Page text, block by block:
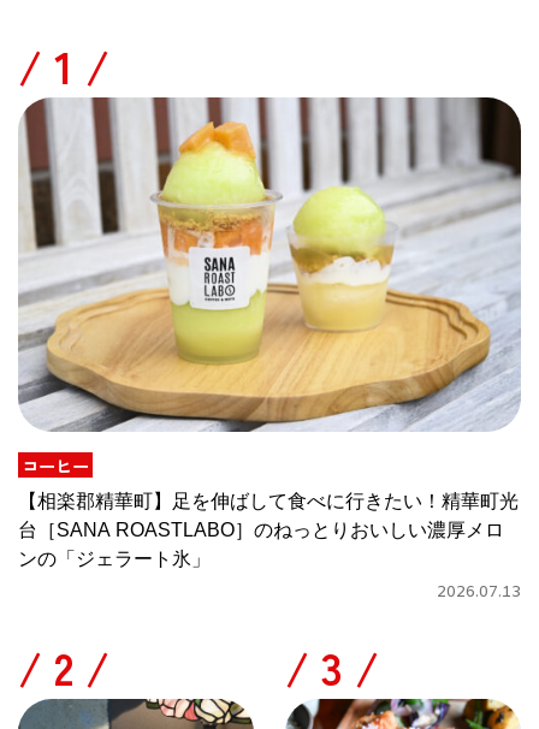
/
コーヒー
【相楽郡精華町】足を伸ばして食べに行きたい！精華町光
台［SANA ROASTLABO］のねっとりおいしい濃厚メロ
ンの「ジェラート氷」
2026.07.13
/ /